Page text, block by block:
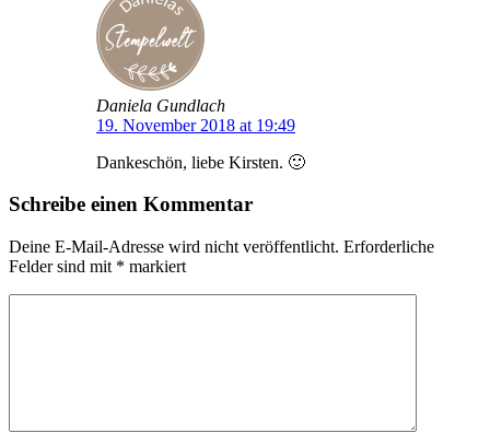
Daniela Gundlach
19. November 2018 at 19:49
Dankeschön, liebe Kirsten. 🙂
Schreibe einen Kommentar
Deine E-Mail-Adresse wird nicht veröffentlicht. Erforderliche
Felder sind mit * markiert